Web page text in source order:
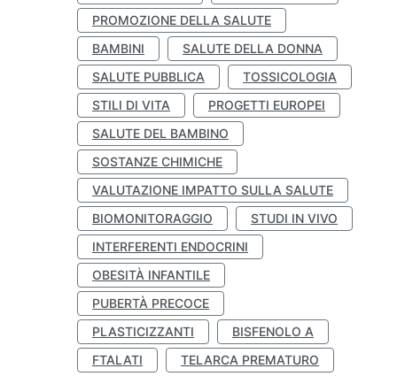
PROMOZIONE DELLA SALUTE
BAMBINI
SALUTE DELLA DONNA
SALUTE PUBBLICA
TOSSICOLOGIA
STILI DI VITA
PROGETTI EUROPEI
SALUTE DEL BAMBINO
SOSTANZE CHIMICHE
VALUTAZIONE IMPATTO SULLA SALUTE
BIOMONITORAGGIO
STUDI IN VIVO
INTERFERENTI ENDOCRINI
OBESITÀ INFANTILE
PUBERTÀ PRECOCE
PLASTICIZZANTI
BISFENOLO A
FTALATI
TELARCA PREMATURO